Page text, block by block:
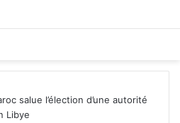
salue l’élection d’une autorité
Libye